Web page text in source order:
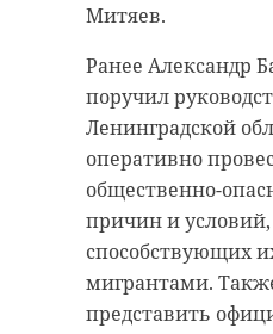
Митяев.
Ранее Александр
поручил
Ленинградской
оперативно
общественно-
причин и условий,
способствующих
мигрантами.
представить